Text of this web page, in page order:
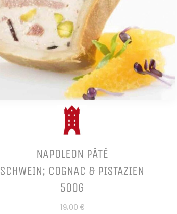
NAPOLEON PÂTÉ
SCHWEIN; COGNAC & PISTAZIEN
500G
19,00 €